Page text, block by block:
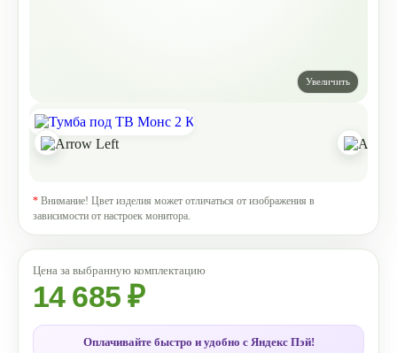
* Внимание! Цвет изделия может отличаться от изображения в
зависимости от настроек монитора.
14 685 ₽
Оплачивайте быстро и удобно с Яндекс Пэй!